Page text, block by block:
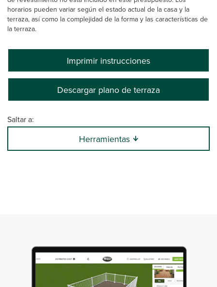
horarios pueden variar según el estado actual de la casa y la
terraza, así como la complejidad de la forma y las características de
la terraza.
Imprimir instrucciones
Descargar plano de terraza
Saltar a:
Herramientas
0:00 / 26:47